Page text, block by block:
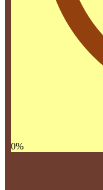
0%